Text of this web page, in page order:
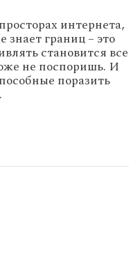
интернета,
знает границ – это
становится все
не поспоришь. И
поразить